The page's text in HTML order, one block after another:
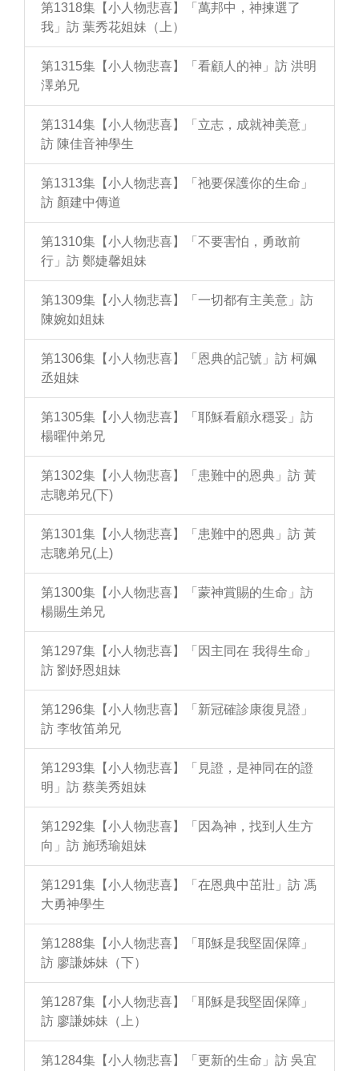
第1318集【小人物悲喜】「萬邦中，神揀選了
我」訪 葉秀花姐妹（上）
第1315集【小人物悲喜】「看顧人的神」訪 洪明
澤弟兄
第1314集【小人物悲喜】「立志，成就神美意」
訪 陳佳音神學生
第1313集【小人物悲喜】「祂要保護你的生命」
訪 顏建中傳道
第1310集【小人物悲喜】「不要害怕，勇敢前
行」訪 鄭婕馨姐妹
第1309集【小人物悲喜】「一切都有主美意」訪
陳婉如姐妹
第1306集【小人物悲喜】「恩典的記號」訪 柯姵
丞姐妹
第1305集【小人物悲喜】「耶穌看顧永穩妥」訪
楊曜仲弟兄
第1302集【小人物悲喜】「患難中的恩典」訪 黃
志聰弟兄(下)
第1301集【小人物悲喜】「患難中的恩典」訪 黃
志聰弟兄(上)
第1300集【小人物悲喜】「蒙神賞賜的生命」訪
楊賜生弟兄
第1297集【小人物悲喜】「因主同在 我得生命」
訪 劉妤恩姐妹
第1296集【小人物悲喜】「新冠確診康復見證」
訪 李牧笛弟兄
第1293集【小人物悲喜】「見證，是神同在的證
明」訪 蔡美秀姐妹
第1292集【小人物悲喜】「因為神，找到人生方
向」訪 施琇瑜姐妹
第1291集【小人物悲喜】「在恩典中茁壯」訪 馮
大勇神學生
第1288集【小人物悲喜】「耶穌是我堅固保障」
訪 廖謙姊妹（下）
第1287集【小人物悲喜】「耶穌是我堅固保障」
訪 廖謙姊妹（上）
第1284集【小人物悲喜】「更新的生命」訪 吳宜